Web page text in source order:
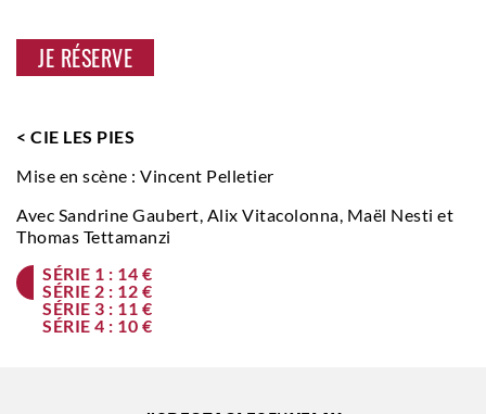
JE RÉSERVE
< CIE LES PIES
Mise en scène : Vincent Pelletier
Avec Sandrine Gaubert, Alix Vitacolonna, Maël Nesti et
Thomas Tettamanzi
SÉRIE 1 : 14 €
SÉRIE 2 : 12 €
SÉRIE 3 : 11 €
SÉRIE 4 : 10 €